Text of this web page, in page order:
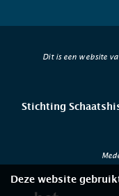
Dit is een website
Stichting
Deze website